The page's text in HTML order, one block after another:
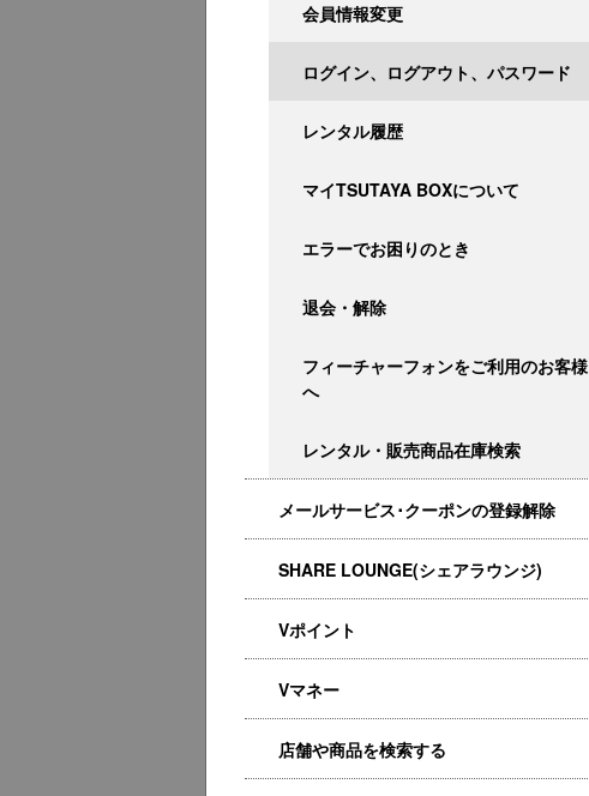
会員情報変更
ログイン、ログアウト、パスワード
レンタル履歴
マイTSUTAYA BOXについて
エラーでお困りのとき
退会・解除
フィーチャーフォンをご利用のお客様
へ
レンタル・販売商品在庫検索
メールサービス･クーポンの登録解除
SHARE LOUNGE(シェアラウンジ)
Vポイント
Vマネー
店舗や商品を検索する